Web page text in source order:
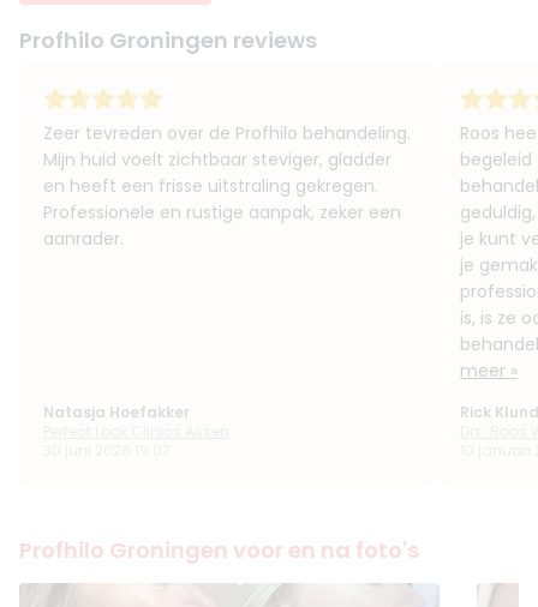
Profhilo Groningen reviews
Zeer tevreden over de Profhilo behandeling.
Mijn huid voelt zichtbaar steviger, gladder
en heeft een frisse uitstraling gekregen.
Professionele en rustige aanpak, zeker een
aanrader.
Natasja Hoefakker
Roos
je kunt
je
is, is ze
meer »
Rick
Profhilo Groningen voor en na foto's